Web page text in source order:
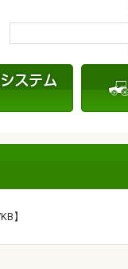
】